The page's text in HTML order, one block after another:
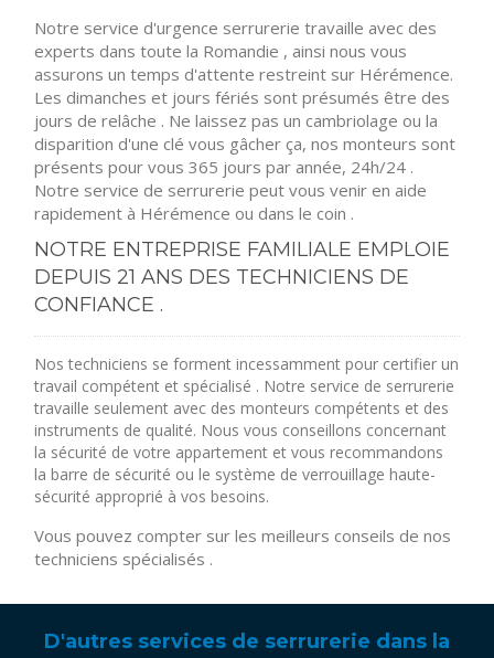
Notre service d'urgence serrurerie travaille avec des
experts dans toute la Romandie , ainsi nous vous
assurons un temps d'attente restreint sur Hérémence.
Les dimanches et jours fériés sont présumés être des
jours de relâche . Ne laissez pas un cambriolage ou la
disparition d'une clé vous gâcher ça, nos monteurs sont
présents pour vous 365 jours par année, 24h/24 .
Notre service de serrurerie peut vous venir en aide
rapidement à Hérémence ou dans le coin .
NOTRE ENTREPRISE FAMILIALE EMPLOIE
DEPUIS 21 ANS DES TECHNICIENS DE
CONFIANCE .
Nos techniciens se forment incessamment pour certifier un
travail compétent et spécialisé . Notre service de serrurerie
travaille seulement avec des monteurs compétents et des
instruments de qualité. Nous vous conseillons concernant
la sécurité de votre appartement et vous recommandons
la barre de sécurité ou le système de verrouillage haute-
sécurité approprié à vos besoins.
Vous pouvez compter sur les meilleurs conseils de nos
techniciens spécialisés .
D'autres services de serrurerie dans la